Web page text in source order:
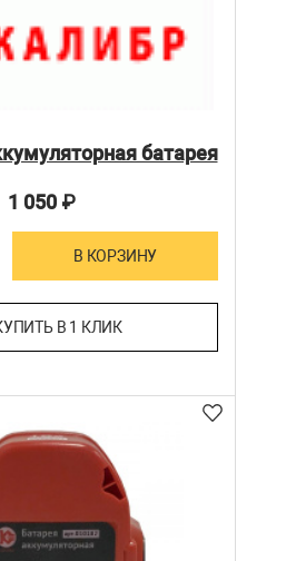
батарея
1 050₽
В КОРЗИНУ
В 1 КЛИК